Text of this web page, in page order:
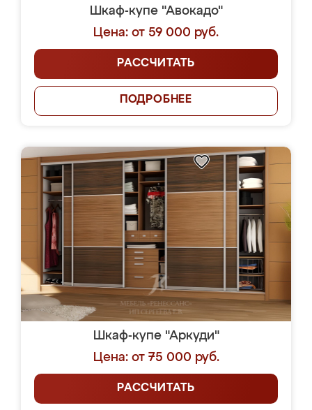
Шкаф-купе "Авокадо"
Цена: от 59 000 руб.
РАССЧИТАТЬ
ПОДРОБНЕЕ
Шкаф-купе "Аркуди"
Цена: от 75 000 руб.
РАССЧИТАТЬ